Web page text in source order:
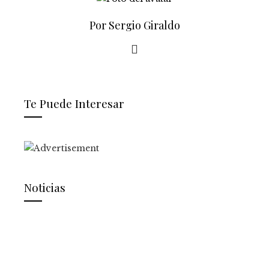
Por Sergio Giraldo
Te Puede Interesar
Noticias